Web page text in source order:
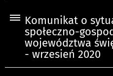
Komunikat o
społeczno-
województwa
- wrzesień 2020